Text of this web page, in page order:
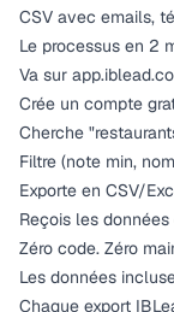
CSV avec emails,
Le processus en 2
Va sur
Crée un compte
Cherche
Filtre (note min,
Exporte en CSV/
Reçois les
Zéro code. Zéro
Les données
Chaque export